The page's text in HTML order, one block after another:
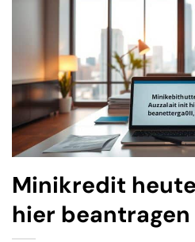
Minikredit
hier beantragen